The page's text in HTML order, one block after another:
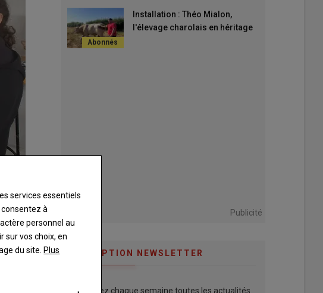
Installation : Théo Mialon,
l'élevage charolais en héritage
Publicité
INSCRIPTION NEWSLETTER
Recevez chaque semaine toutes les actualités
services essentiels
consentez à
personnel au
sur vos choix, en
du site. Plus